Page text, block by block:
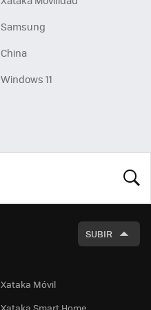
Samsung
China
Windows 11
SUBIR
Xataka Móvil
Xataka Smart Home